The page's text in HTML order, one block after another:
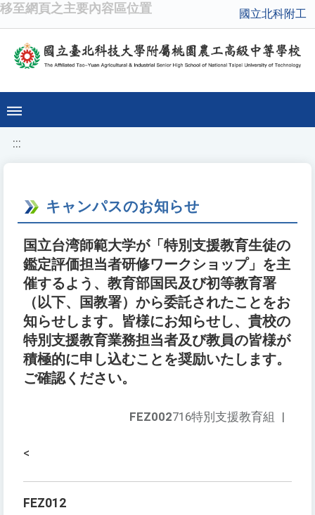
移至網頁之主要內容區位置 國立北科附工
:::
キャンパスのお知らせ
国立台湾師範大学が「特別支援教育生徒の
鑑定評価担当者研修ワークショップ」を主
催するよう、教育部国民及び初等教育署
（以下、国教署）から委託されたことをお
知らせします。皆様にお知らせし、貴校の
特別支援教育業務担当者及び教員の皆様が
積極的に申し込むことを奨励いたします。
ご確認ください。
FEZ002716特別支援教育組 |
<
FEZ012